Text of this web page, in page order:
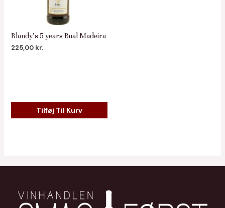
Blandy’s 5 years Bual Madeira
225,00 kr.
Tilføj Til Kurv